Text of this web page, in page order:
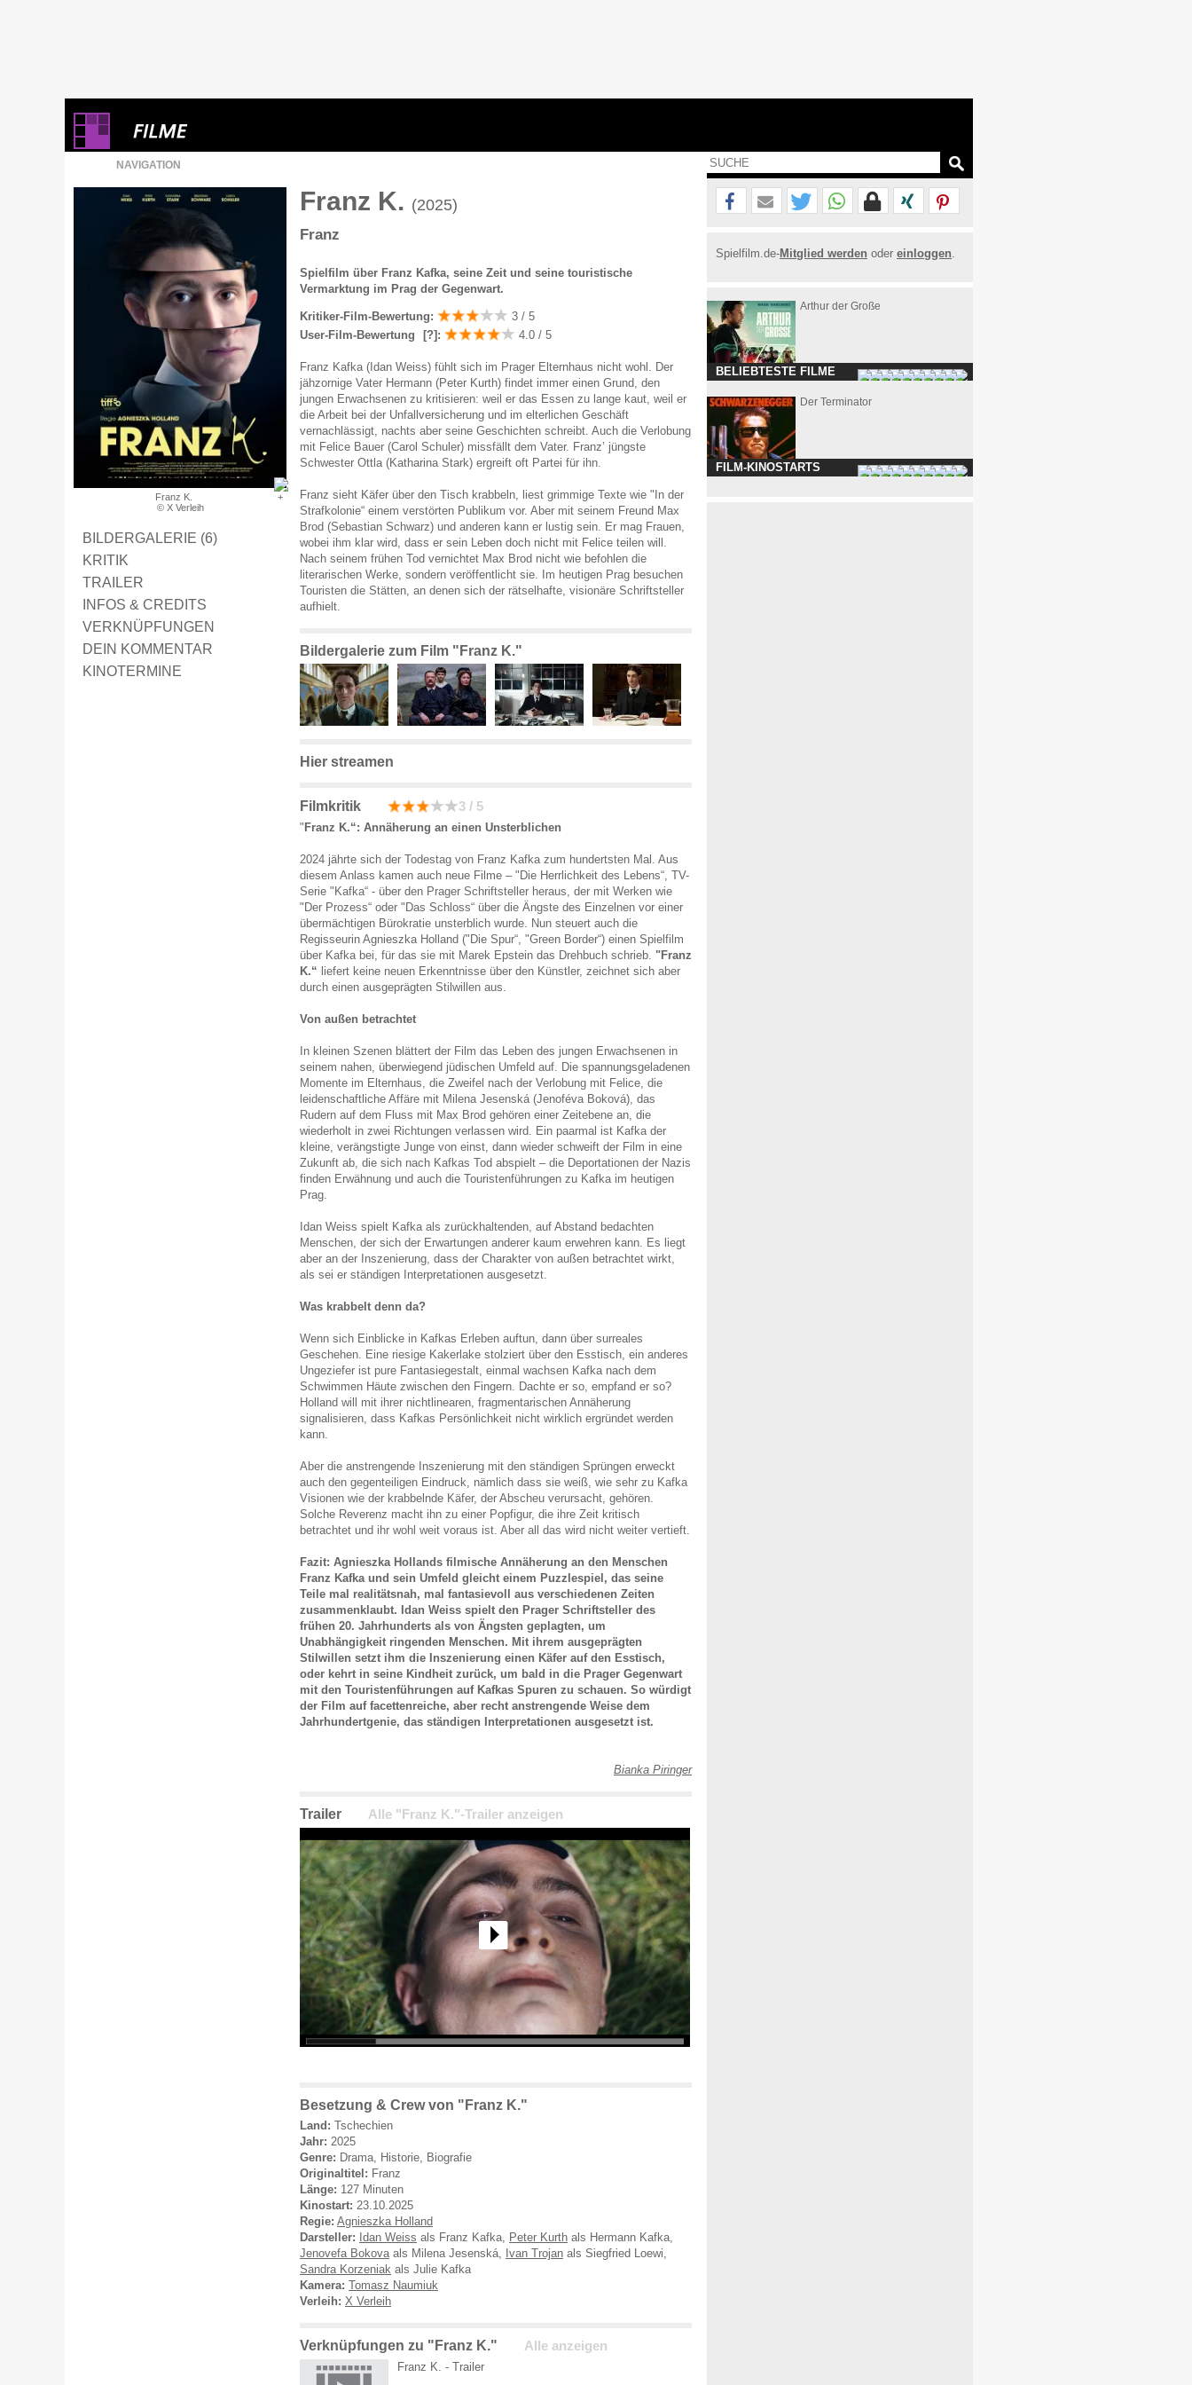
NAVIGATION
Franz K.
© X Verleih
BILDERGALERIE (6)
KRITIK
TRAILER
INFOS & CREDITS
VERKNÜPFUNGEN
DEIN KOMMENTAR
KINOTERMINE
Franz K. (2025)
Franz
Spielfilm über Franz Kafka, seine Zeit und seine touristische
Vermarktung im Prag der Gegenwart.
Kritiker-Film-Bewertung:
3 / 5
User-Film-Bewertung
[?] : 4.0 / 5
Franz Kafka (Idan Weiss) fühlt sich im Prager Elternhaus nicht wohl. Der
jähzornige Vater Hermann (Peter Kurth) findet immer einen Grund, den
jungen Erwachsenen zu kritisieren: weil er das Essen zu lange kaut, weil er
die Arbeit bei der Unfallversicherung und im elterlichen Geschäft
vernachlässigt, nachts aber seine Geschichten schreibt. Auch die Verlobung
mit Felice Bauer (Carol Schuler) missfällt dem Vater. Franz’ jüngste
Schwester Ottla (Katharina Stark) ergreift oft Partei für ihn.
Franz sieht Käfer über den Tisch krabbeln, liest grimmige Texte wie "In der
Strafkolonie“ einem verstörten Publikum vor. Aber mit seinem Freund Max
Brod (Sebastian Schwarz) und anderen kann er lustig sein. Er mag Frauen,
wobei ihm klar wird, dass er sein Leben doch nicht mit Felice teilen will.
Nach seinem frühen Tod vernichtet Max Brod nicht wie befohlen die
literarischen Werke, sondern veröffentlicht sie. Im heutigen Prag besuchen
Touristen die Stätten, an denen sich der rätselhafte, visionäre Schriftsteller
aufhielt.
Bildergalerie zum Film "Franz K."
Hier streamen
Filmkritik 3 / 5
" Franz K.“: Annäherung an einen Unsterblichen
2024 jährte sich der Todestag von Franz Kafka zum hundertsten Mal. Aus
diesem Anlass kamen auch neue Filme – "Die Herrlichkeit des Lebens“, TV-
Serie "Kafka“ - über den Prager Schriftsteller heraus, der mit Werken wie
"Der Prozess“ oder "Das Schloss“ über die Ängste des Einzelnen vor einer
übermächtigen Bürokratie unsterblich wurde. Nun steuert auch die
Regisseurin Agnieszka Holland ("Die Spur“, "Green Border“) einen Spielfilm
über Kafka bei, für das sie mit Marek Epstein das Drehbuch schrieb. "Franz
K.“ liefert keine neuen Erkenntnisse über den Künstler, zeichnet sich aber
durch einen ausgeprägten Stilwillen aus.
Von außen betrachtet
In kleinen Szenen blättert der Film das Leben des jungen Erwachsenen in
seinem nahen, überwiegend jüdischen Umfeld auf. Die spannungsgeladenen
Momente im Elternhaus, die Zweifel nach der Verlobung mit Felice, die
leidenschaftliche Affäre mit Milena Jesenská (Jenoféva Boková), das
Rudern auf dem Fluss mit Max Brod gehören einer Zeitebene an, die
wiederholt in zwei Richtungen verlassen wird. Ein paarmal ist Kafka der
kleine, verängstigte Junge von einst, dann wieder schweift der Film in eine
Zukunft ab, die sich nach Kafkas Tod abspielt – die Deportationen der Nazis
finden Erwähnung und auch die Touristenführungen zu Kafka im heutigen
Prag.
Idan Weiss spielt Kafka als zurückhaltenden, auf Abstand bedachten
Menschen, der sich der Erwartungen anderer kaum erwehren kann. Es liegt
aber an der Inszenierung, dass der Charakter von außen betrachtet wirkt,
als sei er ständigen Interpretationen ausgesetzt.
Was krabbelt denn da?
Wenn sich Einblicke in Kafkas Erleben auftun, dann über surreales
Geschehen. Eine riesige Kakerlake stolziert über den Esstisch, ein anderes
Ungeziefer ist pure Fantasiegestalt, einmal wachsen Kafka nach dem
Schwimmen Häute zwischen den Fingern. Dachte er so, empfand er so?
Holland will mit ihrer nichtlinearen, fragmentarischen Annäherung
signalisieren, dass Kafkas Persönlichkeit nicht wirklich ergründet werden
kann.
Aber die anstrengende Inszenierung mit den ständigen Sprüngen erweckt
auch den gegenteiligen Eindruck, nämlich dass sie weiß, wie sehr zu Kafka
Visionen wie der krabbelnde Käfer, der Abscheu verursacht, gehören.
Solche Reverenz macht ihn zu einer Popfigur, die ihre Zeit kritisch
betrachtet und ihr wohl weit voraus ist. Aber all das wird nicht weiter vertieft.
Fazit: Agnieszka Hollands filmische Annäherung an den Menschen
Franz Kafka und sein Umfeld gleicht einem Puzzlespiel, das seine
Teile mal realitätsnah, mal fantasievoll aus verschiedenen Zeiten
zusammenklaubt. Idan Weiss spielt den Prager Schriftsteller des
frühen 20. Jahrhunderts als von Ängsten geplagten, um
Unabhängigkeit ringenden Menschen. Mit ihrem ausgeprägten
Stilwillen setzt ihm die Inszenierung einen Käfer auf den Esstisch,
oder kehrt in seine Kindheit zurück, um bald in die Prager Gegenwart
mit den Touristenführungen auf Kafkas Spuren zu schauen. So würdigt
der Film auf facettenreiche, aber recht anstrengende Weise dem
Jahrhundertgenie, das ständigen Interpretationen ausgesetzt ist.
Bianka Piringer
Trailer Alle "Franz K."-Trailer anzeigen
Besetzung & Crew von "Franz K."
Land: Tschechien
Jahr: 2025
Genre: Drama, Historie, Biografie
Originaltitel: Franz
Länge: 127 Minuten
Kinostart: 23.10.2025
Regie: Agnieszka Holland
Darsteller: Idan Weiss als Franz Kafka, Peter Kurth als Hermann Kafka,
Jenovefa Bokovaals Milena Jesenská, Ivan Trojan als Siegfried Loewi,
Sandra Korzeniak als Julie Kafka
Kamera: Tomasz Naumiuk
Verleih: X Verleih
Verknüpfungen zu "Franz K." Alle anzeigen
Franz K. - Trailer
Spielfilm.de-Mitglied werden oder einloggen.
Arthur der Große
BELIEBTESTE FILME
Der Terminator
FILM-KINOSTARTS